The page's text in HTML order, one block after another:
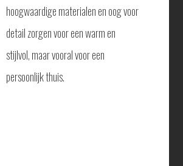
hoogwaardige materialen en oog voor
detail zorgen voor een warm en
stijlvol, maar vooral voor een
persoonlijk thuis.